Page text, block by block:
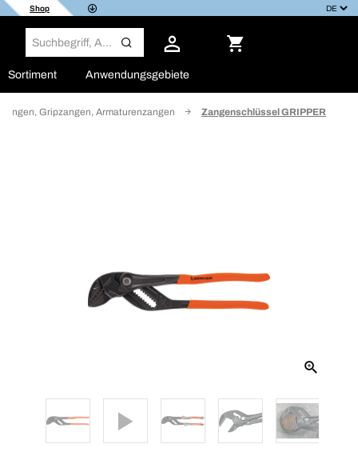
Shop
Sortiment Anwendungsgebiete
Gripzangen, Armaturenzangen Zangenschlüssel GRIPPER